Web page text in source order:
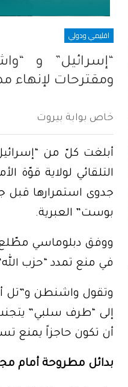
اقليمي ودولي
“إسرائيل” و
ومقترحات لإنهاء
خاص بوابة بيروت
أبلغت كلّ من
التلقائي لولاية قوّة
جدوى استمرارها قبل
بوست” العبرية.
ووفق دبلوماسي
في منع تمدد “حزب
وتقول واشنطن و”تل
إلى “طرف سلبي”
أن تكون حاجزاً يمنع
بدائل مطروحة أمام